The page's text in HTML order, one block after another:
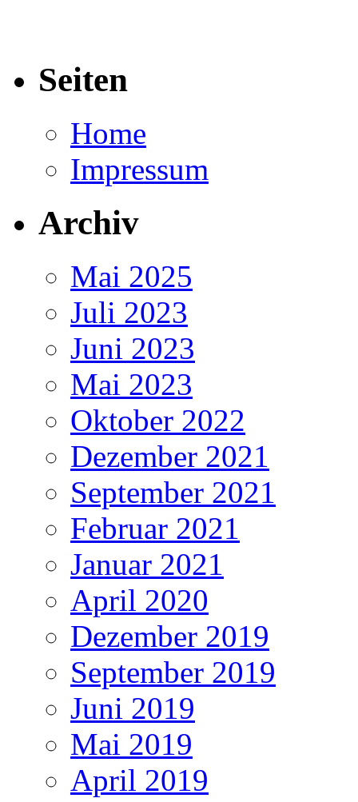
Seiten
Home
Impressum
Archiv
Mai 2025
Juli 2023
Juni 2023
Mai 2023
Oktober 2022
Dezember 2021
September 2021
Februar 2021
Januar 2021
April 2020
Dezember 2019
September 2019
Juni 2019
Mai 2019
April 2019